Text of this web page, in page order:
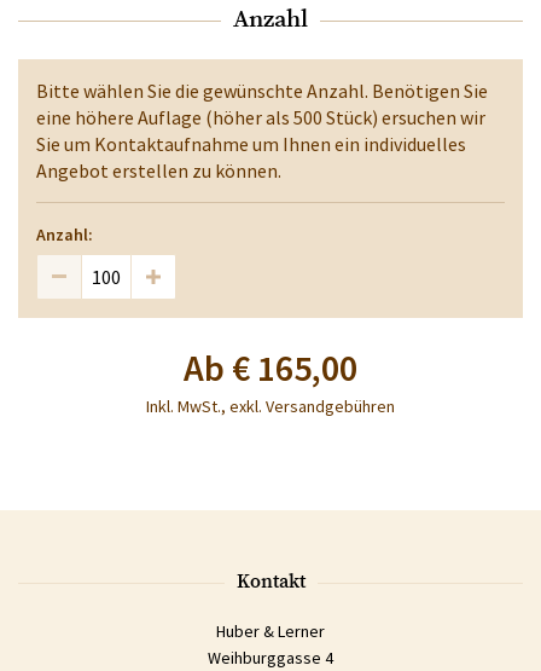
Anzahl
Bitte wählen Sie die gewünschte Anzahl. Benötigen Sie
eine höhere Auflage (höher als 500 Stück) ersuchen wir
Sie um Kontaktaufnahme um Ihnen ein individuelles
Angebot erstellen zu können.
Anzahl:
Ab € 165,00
Inkl. MwSt., exkl. Versandgebühren
Kontakt
Huber & Lerner
Weihburggasse 4